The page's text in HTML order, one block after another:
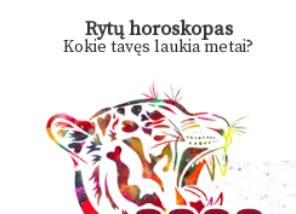
Rytų horoskopas
Kokie tavęs laukia metai?